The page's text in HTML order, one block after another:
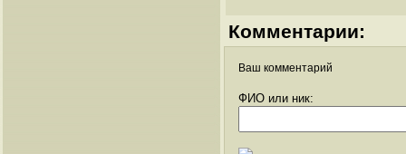
Комментарии:
Ваш комментарий
ФИО или ник: